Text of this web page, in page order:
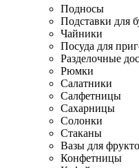
Подносы
Подставки для
Чайники
Посуда для
Разделочные
Рюмки
Салатники
Салфетницы
Сахарницы
Солонки
Стаканы
Вазы для
Конфетницы